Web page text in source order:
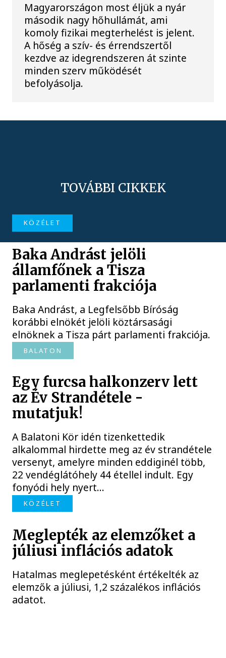
Magyarországon most éljük a nyár
második nagy hőhullámát, ami
komoly fizikai megterhelést is jelent.
A hőség a szív- és érrendszertől
kezdve az idegrendszeren át szinte
minden szerv működését
befolyásolja.
TOVÁBBI CIKKEK
KÖZÉLET
Baka Andrást jelöli
államfőnek a Tisza
parlamenti frakciója
Baka Andrást, a Legfelsőbb Bíróság
korábbi elnökét jelöli köztársasági
elnöknek a Tisza párt parlamenti frakciója.
BALATON
Egy furcsa halkonzerv lett
az Év Strandétele -
mutatjuk!
A Balatoni Kör idén tizenkettedik
alkalommal hirdette meg az év strandétele
versenyt, amelyre minden eddiginél több,
22 vendéglátóhely 44 étellel indult. Egy
fonyódi hely nyert...
KÖZÉLET
Meglepték az elemzőket a
júliusi inflációs adatok
Hatalmas meglepetésként értékelték az
elemzők a júliusi, 1,2 százalékos inflációs
adatot.